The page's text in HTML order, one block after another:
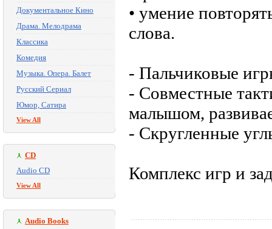
Документальное Кино
Драма. Мелодрама
Классика
Комедия
Музыка. Опера. Балет
Русский Сериал
Юмор, Сатира
View All
CD
Audio CD
View All
Audio Books
• умение
слова.
- Пальчиковые
- Совместные
малышом,
- Скругленные
Комплекс игр и